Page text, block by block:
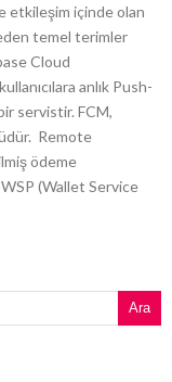
etkileşim içinde olan
temel terimler
Cloud
anlık Push-
servistir. FCM,
Remote
ödeme
(Wallet Service